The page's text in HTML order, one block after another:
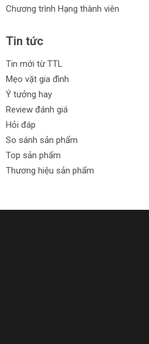
Chương trình Hạng thành viên
Tin tức
Tin mới từ TTL
Mẹo vặt gia đình
Ý tưởng hay
Review đánh giá
Hỏi đáp
So sánh sản phẩm
Top sản phẩm
Thương hiệu sản phẩm